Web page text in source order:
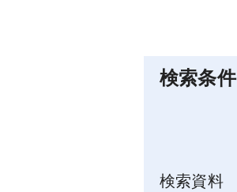
検索条件
検索資料